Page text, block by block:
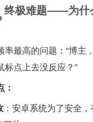
终极难题——为什
率最高的问题：“博主
标点上去没反应？”
：
：安卓系统为了安全